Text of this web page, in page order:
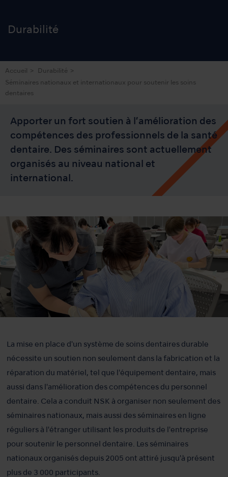
Durabilité
Accueil
Durabilité
Séminaires nationaux et internationaux pour soutenir les soins
dentaires
Apporter un fort soutien à l’amélioration des
compétences des professionnels de la santé
dentaire. Des séminaires sont actuellement
organisés au niveau national et
international.
La mise en place d'un système de soins dentaires durable
nécessite un soutien non seulement dans la fabrication et la
réparation du matériel, tel que l'équipement dentaire, mais
aussi dans l'amélioration des compétences du personnel
dentaire. Cela a conduit NSK à organiser non seulement des
séminaires nationaux, mais aussi des séminaires en ligne
réguliers à l'étranger utilisant les produits de l'entreprise
pour soutenir le personnel dentaire. Les séminaires
nationaux organisés depuis 2005 ont attiré jusqu'à présent
plus de 3 000 participants.